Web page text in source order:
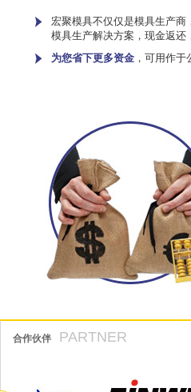
宏聚模具不仅仅是模具生产商
模具生产解决方案，现金返还
为您省下更多资金 ，可用作
合作伙伴 PARTNER